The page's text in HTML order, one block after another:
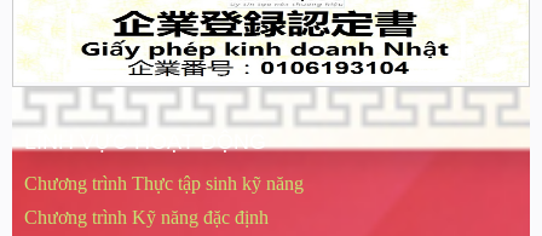
LĨNH VỰC HOẠT ĐỘNG
Chương trình Thực tập sinh kỹ năng
Chương trình Kỹ năng đặc định